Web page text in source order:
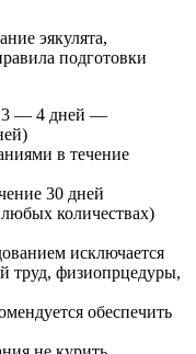
эякулята,
подготовки
3 — 4 дней —
в течение
30 дней
количествах)
исключается
труд, физиопрцедуры,
обеспечить